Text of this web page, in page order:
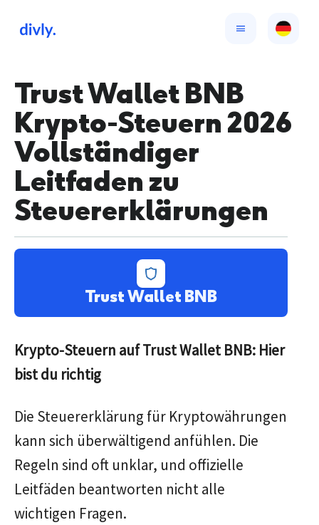
Trust Wallet BNB
Krypto-Steuern 2026
Vollständiger
Leitfaden zu
Steuererklärungen
Trust Wallet BNB
Krypto-Steuern auf Trust Wallet BNB: Hier
bist du richtig
Die Steuererklärung für Kryptowährungen
kann sich überwältigend anfühlen. Die
Regeln sind oft unklar, und offizielle
Leitfäden beantworten nicht alle
wichtigen Fragen.